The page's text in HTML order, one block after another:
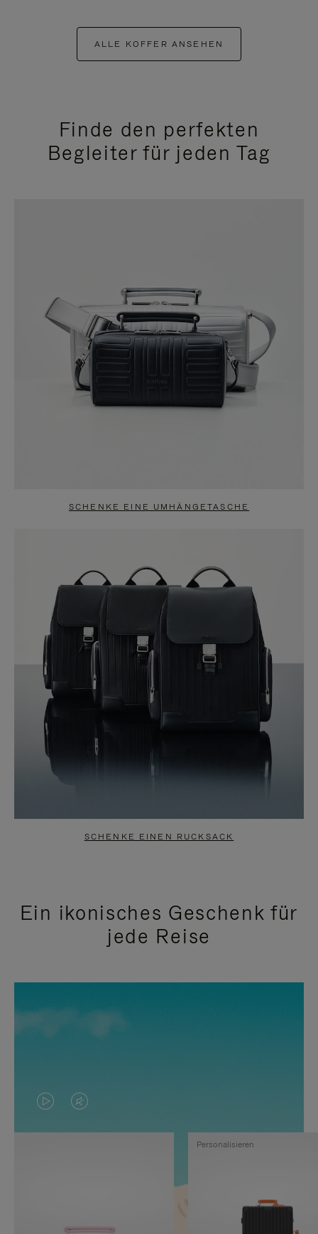
ALLE KOFFER ANSEHEN
Finde den perfekten
Begleiter für jeden Tag
SCHENKE EINE UMHÄNGETASCHE
SCHENKE EINEN RUCKSACK
Ein ikonisches Geschenk für
jede Reise
DAS
VIDEO
VIDEO
IST
Personalisieren